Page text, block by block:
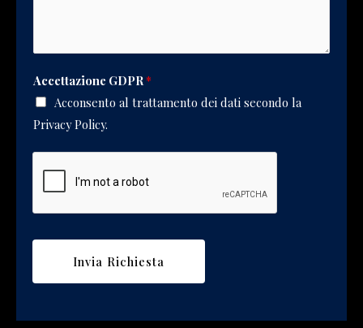
Accettazione GDPR*
Acconsento al trattamento dei dati secondo la
Privacy Policy.
Invia Richiesta